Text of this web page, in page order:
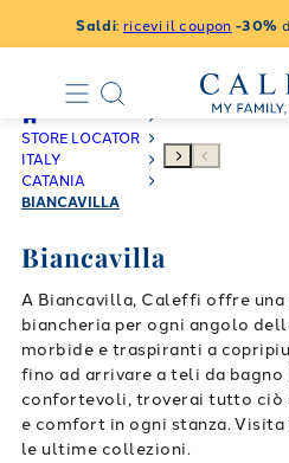
Saldi: ricevi il coupon -30%
STORE LOCATOR
ITALY
CATANIA
BIANCAVILLA
Biancavilla
A Biancavilla, Caleffi offre una
biancheria per ogni angolo
morbide e traspiranti a
fino ad arrivare a teli da bagno
confortevoli, troverai tutto ciò
e comfort in ogni stanza.
le ultime collezioni.